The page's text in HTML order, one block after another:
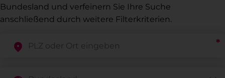
Bundesland und verfeinern Sie Ihre Suche
anschließend durch weitere Filterkriterien.
*